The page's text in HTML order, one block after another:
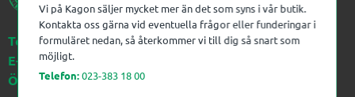
Telefon:023-383 18 00
E-post:kagon@kagon.se
Öppettider:Måndag-Fredag, 07-16
Vi på Kagon säljer mycket mer än det som syns i vår butik.
Kontakta oss gärna vid eventuella frågor eller funderingar i
formuläret nedan, så återkommer vi till dig så snart som
möjligt.
Telefon:023-383 18 00